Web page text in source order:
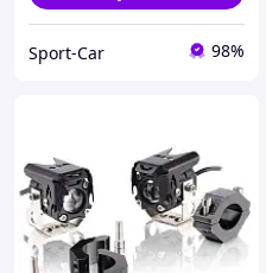
Sport-Car 98%